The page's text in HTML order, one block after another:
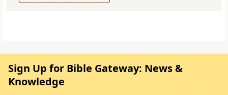
Sign Up for Bible Gateway: News &
Knowledge